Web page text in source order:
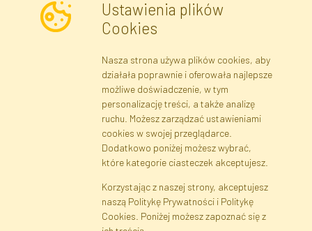
Zapisz się
Dane rejestrowe Regulamin
Polityka Prywatności
Pomoc
Mapa serwisu
Cookies Język
Ustawienia plików
Cookies
Nasza strona używa plików cookies, aby
działała poprawnie i oferowała najlepsze
możliwe doświadczenie, w tym
personalizację treści, a także analizę
ruchu. Możesz zarządzać ustawieniami
cookies w swojej przeglądarce.
Dodatkowo poniżej możesz wybrać,
które kategorie ciasteczek akceptujesz.
Korzystając z naszej strony, akceptujesz
naszą Politykę Prywatności i Politykę
Cookies. Poniżej możesz zapoznać się z